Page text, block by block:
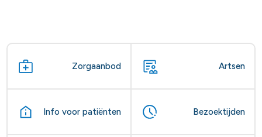
Zorgaanbod Artsen
Info voor patiënten Bezoektijden